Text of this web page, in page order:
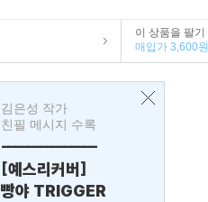
이 상품을 팔기
매입가 3,600원
김은성 작가
친필 메시지 수록
---------------
[예스리커버]
빵야 TRIGGER